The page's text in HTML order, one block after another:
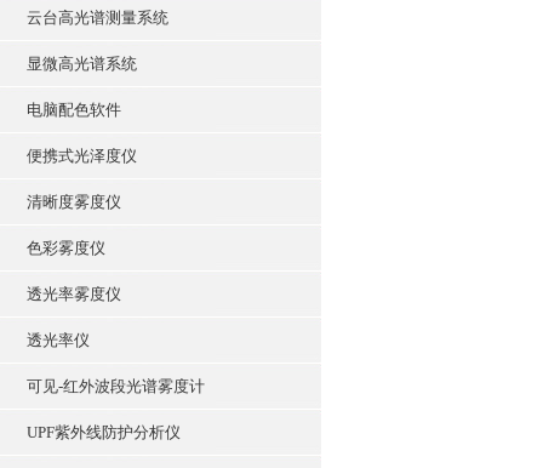
云台高光谱测量系统
显微高光谱系统
电脑配色软件
便携式光泽度仪
清晰度雾度仪
色彩雾度仪
透光率雾度仪
透光率仪
可见-红外波段光谱雾度计
UPF紫外线防护分析仪